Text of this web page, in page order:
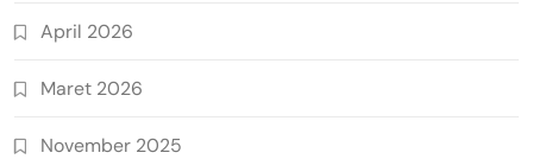
April 2026
Maret 2026
November 2025